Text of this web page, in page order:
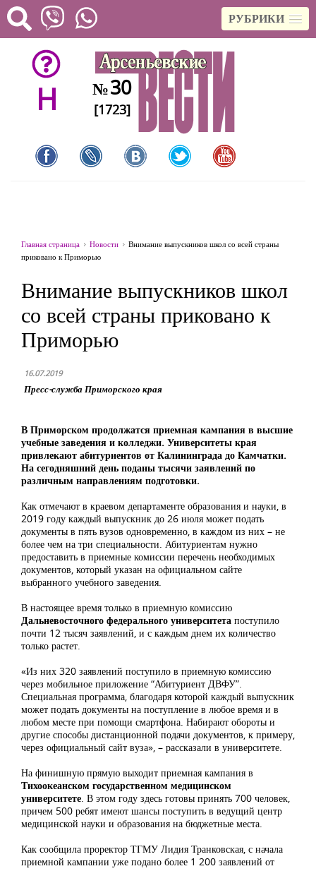
РУБРИКИ
H №30
[1723]
Главная страница Новости
Внимание выпускников школ со всей страны
приковано к Приморью
Внимание выпускников школ
со всей страны приковано к
Приморью
16.07.2019
Пресс-служба Приморского края
В Приморском продолжатся приемная кампания в высшие
учебные заведения и колледжи. Университеты края
привлекают абитуриентов от Калининграда до Камчатки.
На сегодняшний день поданы тысячи заявлений по
различным направлениям подготовки.
Как отмечают в краевом департаменте образования и науки, в
2019 году каждый выпускник до 26 июля может подать
документы в пять вузов одновременно, в каждом из них – не
более чем на три специальности. Абитуриентам нужно
предоставить в приемные комиссии перечень необходимых
документов, который указан на официальном сайте
выбранного учебного заведения.
В настоящее время только в приемную комиссию
Дальневосточного федерального университета поступило
почти 12 тысяч заявлений, и с каждым днем их количество
только растет.
«Из них 320 заявлений поступило в приемную комиссию
через мобильное приложение “Абитуриент ДВФУ”.
Специальная программа, благодаря которой каждый выпускник
может подать документы на поступление в любое время и в
любом месте при помощи смартфона. Набирают обороты и
другие способы дистанционной подачи документов, к примеру,
через официальный сайт вуза», – рассказали в университете.
На финишную прямую выходит приемная кампания в
Тихоокеанском государственном медицинском
университете. В этом году здесь готовы принять 700 человек,
причем 500 ребят имеют шансы поступить в ведущий центр
медицинской науки и образования на бюджетные места.
Как сообщила проректор ТГМУ Лидия Транковская, с начала
приемной кампании уже подано более 1 200 заявлений от